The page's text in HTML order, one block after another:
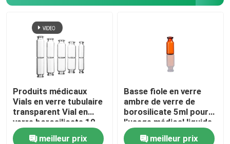
Produits médicaux
Vials en verre tubulaire
transparent Vial en
verre borosilicate 10
ml 20 ml
meilleur prix
Basse fiole en verre
ambre de verre de
borosilicate 5ml pour
l'usage médical liquide
pharmaceutique
meilleur prix